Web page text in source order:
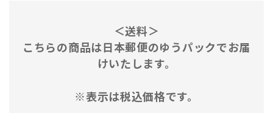
＜送料＞
こちらの商品は日本郵便のゆうパックでお届
けいたします。
※表示は税込価格です。